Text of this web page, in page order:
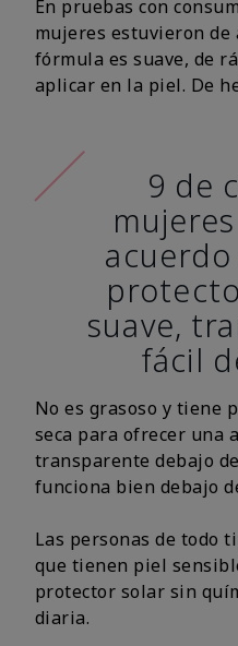
En pruebas con
mujeres estuvieron de
fórmula es suave, de
aplicar en la piel. De
9 de
suave,
fácil
No es grasoso y tiene
seca para ofrecer una
transparente debajo
funciona bien debajo
Las personas de todo
que tienen piel
protector solar sin
diaria.